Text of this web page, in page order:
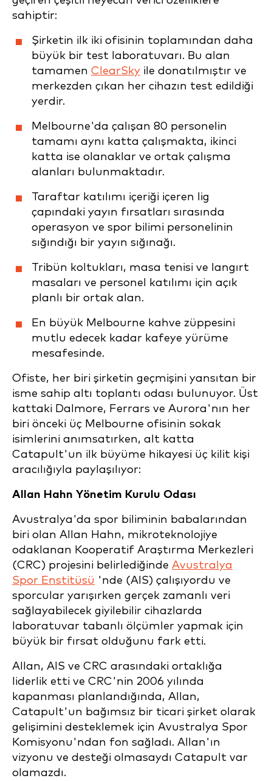
sahiptir:
Şirketin ilk iki ofisinin toplamından daha
büyük bir test laboratuvarı. Bu alan
tamamen ClearSky ile donatılmıştır ve
merkezden çıkan her cihazın test edildiği
yerdir.
Melbourne'da çalışan 80 personelin
tamamı aynı katta çalışmakta, ikinci
katta ise olanaklar ve ortak çalışma
alanları bulunmaktadır.
Taraftar katılımı içeriği içeren lig
çapındaki yayın fırsatları sırasında
operasyon ve spor bilimi personelinin
sığındığı bir yayın sığınağı.
Tribün koltukları, masa tenisi ve langırt
masaları ve personel katılımı için açık
planlı bir ortak alan.
En büyük Melbourne kahve züppesini
mutlu edecek kadar kafeye yürüme
mesafesinde.
Ofiste, her biri şirketin geçmişini yansıtan bir
isme sahip altı toplantı odası bulunuyor. Üst
kattaki Dalmore, Ferrars ve Aurora'nın her
biri önceki üç Melbourne ofisinin sokak
isimlerini anımsatırken, alt katta
Catapult'un ilk büyüme hikayesi üç kilit kişi
aracılığıyla paylaşılıyor:
Allan Hahn Yönetim Kurulu Odası
Avustralya'da spor biliminin babalarından
biri olan Allan Hahn, mikroteknolojiye
odaklanan Kooperatif Araştırma Merkezleri
(CRC) projesini belirlediğinde Avustralya
Spor Enstitüsü 'nde (AIS) çalışıyordu ve
sporcular yarışırken gerçek zamanlı veri
sağlayabilecek giyilebilir cihazlarda
laboratuvar tabanlı ölçümler yapmak için
büyük bir fırsat olduğunu fark etti.
Allan, AIS ve CRC arasındaki ortaklığa
liderlik etti ve CRC'nin 2006 yılında
kapanması planlandığında, Allan,
Catapult'un bağımsız bir ticari şirket olarak
gelişimini desteklemek için Avustralya Spor
Komisyonu'ndan fon sağladı. Allan'ın
vizyonu ve desteği olmasaydı Catapult var
olamazdı.